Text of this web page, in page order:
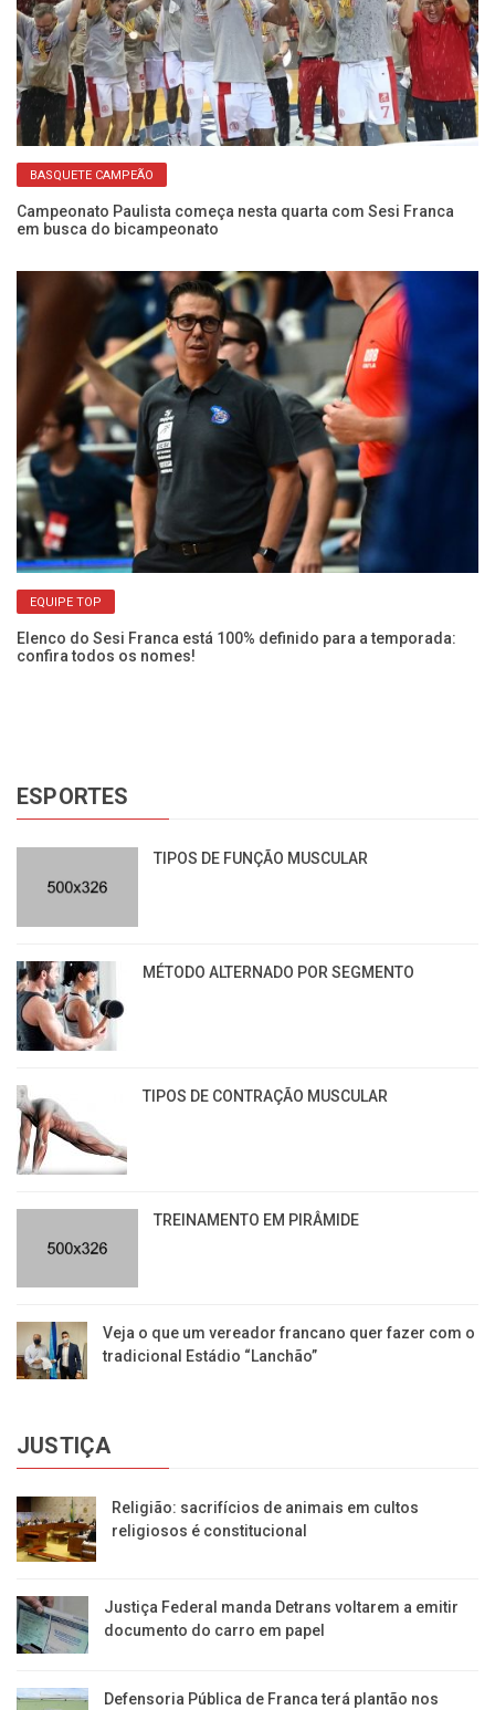
BASQUETE CAMPEÃO
Campeonato Paulista começa nesta quarta com Sesi Franca
em busca do bicampeonato
EQUIPE TOP
Elenco do Sesi Franca está 100% definido para a temporada:
confira todos os nomes!
ESPORTES
TIPOS DE FUNÇÃO MUSCULAR
MÉTODO ALTERNADO POR SEGMENTO
TIPOS DE CONTRAÇÃO MUSCULAR
TREINAMENTO EM PIRÂMIDE
Veja o que um vereador francano quer fazer com o
tradicional Estádio “Lanchão”
JUSTIÇA
Religião: sacrifícios de animais em cultos
religiosos é constitucional
Justiça Federal manda Detrans voltarem a emitir
documento do carro em papel
Defensoria Pública de Franca terá plantão nos